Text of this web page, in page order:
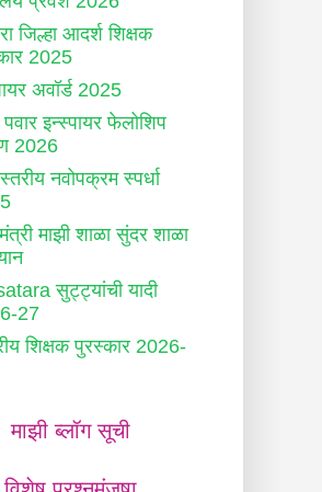
जिल्हा आदर्श शिक्षक
2025
अवॉर्ड 2025
इन्स्पायर फेलोशिप
2026
नवोपक्रम स्पर्धा
माझी शाळा सुंदर शाळा
सुट्ट्यांची यादी
27
शिक्षक पुरस्कार 2026-
माझी ब्लॉग सूची